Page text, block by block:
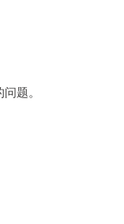
题。